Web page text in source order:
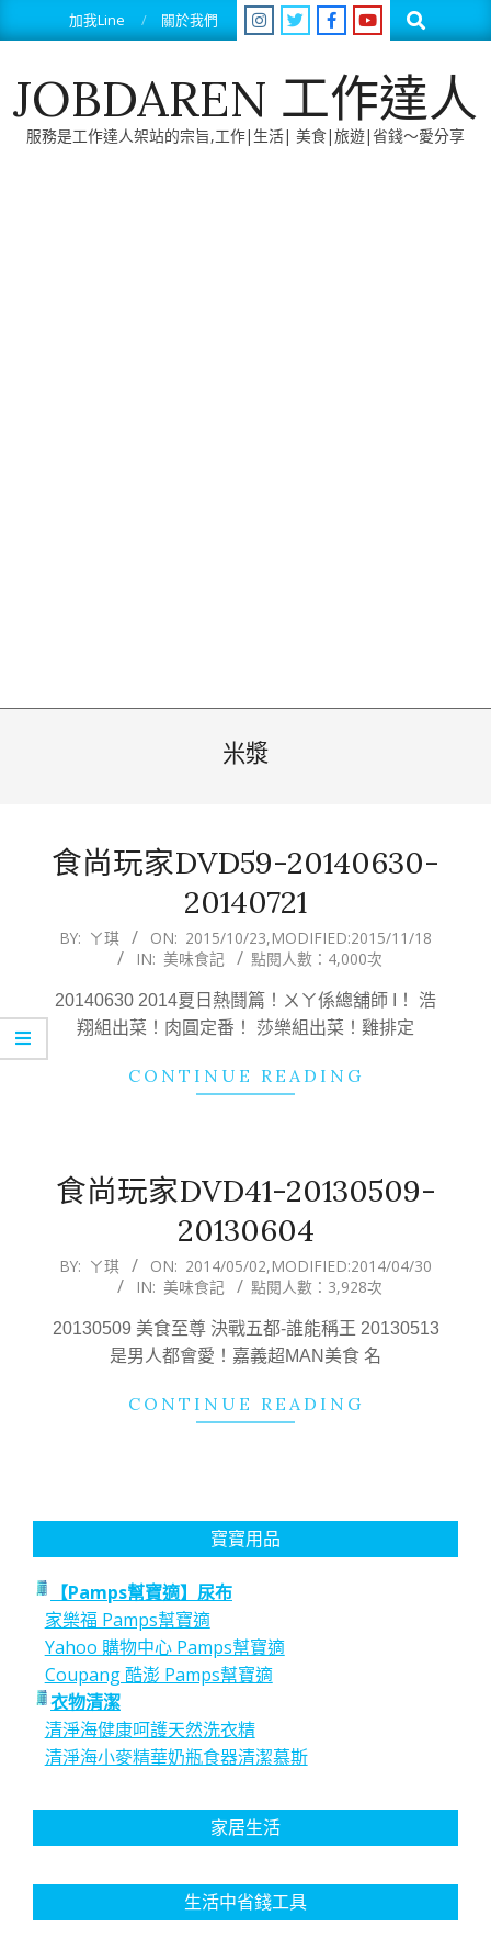
to
加我Line 關於我們 Search
JOBDAREN 工作達人
服務是工作達人架站的宗旨,工作|生活| 美食|旅遊|省錢～愛分享
米漿
食尚玩家DVD59-20140630-
20140721
2015-
23
BY: ㄚ琪 ON: 2015/10/23,MODIFIED:2015/11/18
IN: 美味食記 點閱人數：4,000次
20140630 2014夏日熱鬪篇！ㄨㄚ係總舖師 I！ 浩
翔組出菜！肉圓定番！ 莎樂組出菜！雞排定
CONTINUE READING
食尚玩家DVD41-20130509-
20130604
2014-
02
BY: ㄚ琪 ON: 2014/05/02,MODIFIED:2014/04/30
IN: 美味食記 點閱人數：3,928次
20130509 美食至尊 決戰五都-誰能稱王 20130513
是男人都會愛！嘉義超MAN美食 名
CONTINUE READING
寶寶用品
【Pamps幫寶適】尿布
家樂福 Pamps幫寶適
Yahoo 購物中心 Pamps幫寶適
Coupang 酷澎 Pamps幫寶適
衣物清潔
清淨海健康呵護天然洗衣精
清淨海小麥精華奶瓶食器清潔慕斯
家居生活
生活中省錢工具